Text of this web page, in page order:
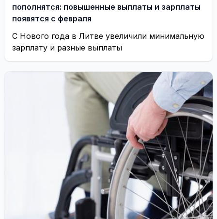
пополнятся: повышенные выплаты и зарплаты
появятся с февраля
С Нового года в Литве увеличили минимальную
зарплату и разные выплаты